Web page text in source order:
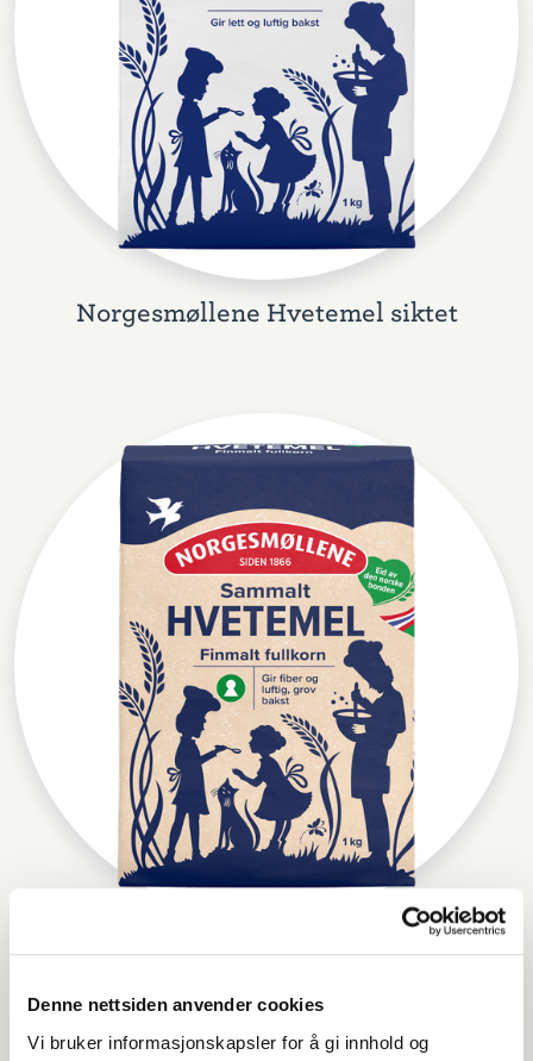
Denne nettsiden anvender cookies
Vi bruker informasjonskapsler for å gi innhold og
Norgesmøllene Hvetemel siktet
Norgesmøllene Hvetemel sammalt